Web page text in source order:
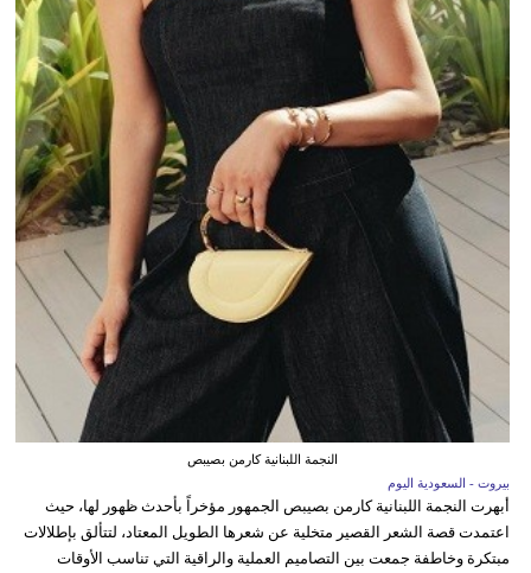
النجمة اللبنانية كارمن بصيبص
بيروت - السعودية اليوم
أبهرت النجمة اللبنانية كارمن بصيبص الجمهور مؤخراً بأحدث ظهور لها، حيث
اعتمدت قصة الشعر القصير متخلية عن شعرها الطويل المعتاد، لتتألق بإطلالات
مبتكرة وخاطفة جمعت بين التصاميم العملية والراقية التي تناسب الأوقات